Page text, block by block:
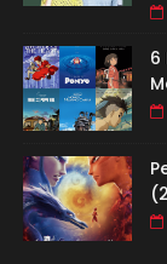
6